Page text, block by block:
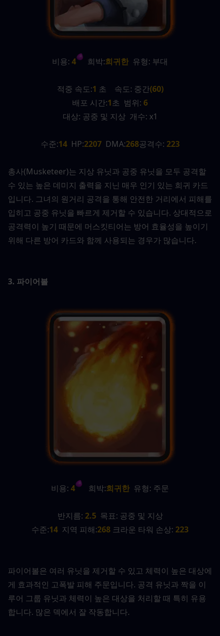
비용: 4 희박:희귀한 유형: 부대
적중 속도:1 초    속도: 중간(60)
배포 시간:1초  범위: 6
대상: 공중 및 지상  개수: x1
수준:14 HP:2207 DMA:268공격수: 223
총사(Musketeer)는 지상 유닛과 공중 유닛을 모두 공격할
수 있는 높은 데미지 출력을 지닌 매우 인기 있는 희귀 카드
입니다. 그녀의 원거리 공격을 통해 안전한 거리에서 피해를
입히고 공중 유닛을 빠르게 제거할 수 있습니다. 상대적으로
공격력이 높기 때문에 머스킷티어는 방어 효율성을 높이기
위해 다른 방어 카드와 함께 사용되는 경우가 많습니다.
3. 파이어볼
비용: 4 희박:희귀한 유형: 주문
반지름: 2.5 목표: 공중 및 지상
수준:14 지역 피해:268 크라운 타워 손상: 223
파이어볼은 여러 유닛을 제거할 수 있고 체력이 높은 대상에
게 효과적인 고폭발 피해 주문입니다. 공격 유닛과 짝을 이
루어 그룹 유닛과 체력이 높은 대상을 처리할 때 특히 유용
합니다. 많은 덱에서 잘 작동합니다.